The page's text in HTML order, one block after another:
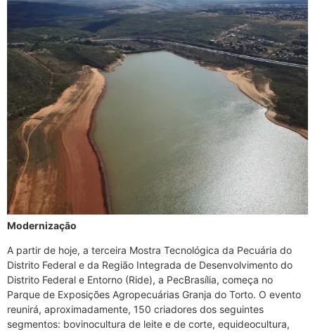
Modernização
A partir de hoje, a terceira Mostra Tecnológica da Pecuária do
Distrito Federal e da Região Integrada de Desenvolvimento do
Distrito Federal e Entorno (Ride), a PecBrasília, começa no
Parque de Exposições Agropecuárias Granja do Torto. O evento
reunirá, aproximadamente, 150 criadores dos seguintes
segmentos: bovinocultura de leite e de corte, equideocultura,